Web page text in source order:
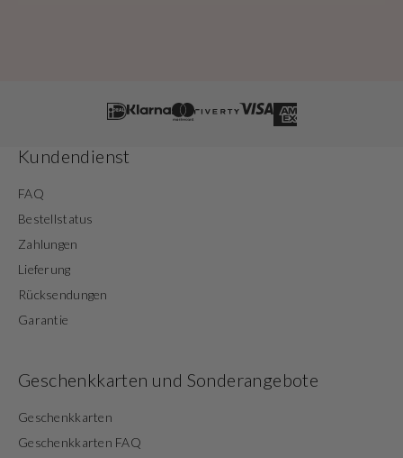
Kundendienst
FAQ
Bestellstatus
Zahlungen
Lieferung
Rücksendungen
Garantie
Geschenkkarten und Sonderangebote
Geschenkkarten
Geschenkkarten FAQ